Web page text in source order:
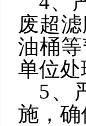
废超
油桶
单位
5、
施，